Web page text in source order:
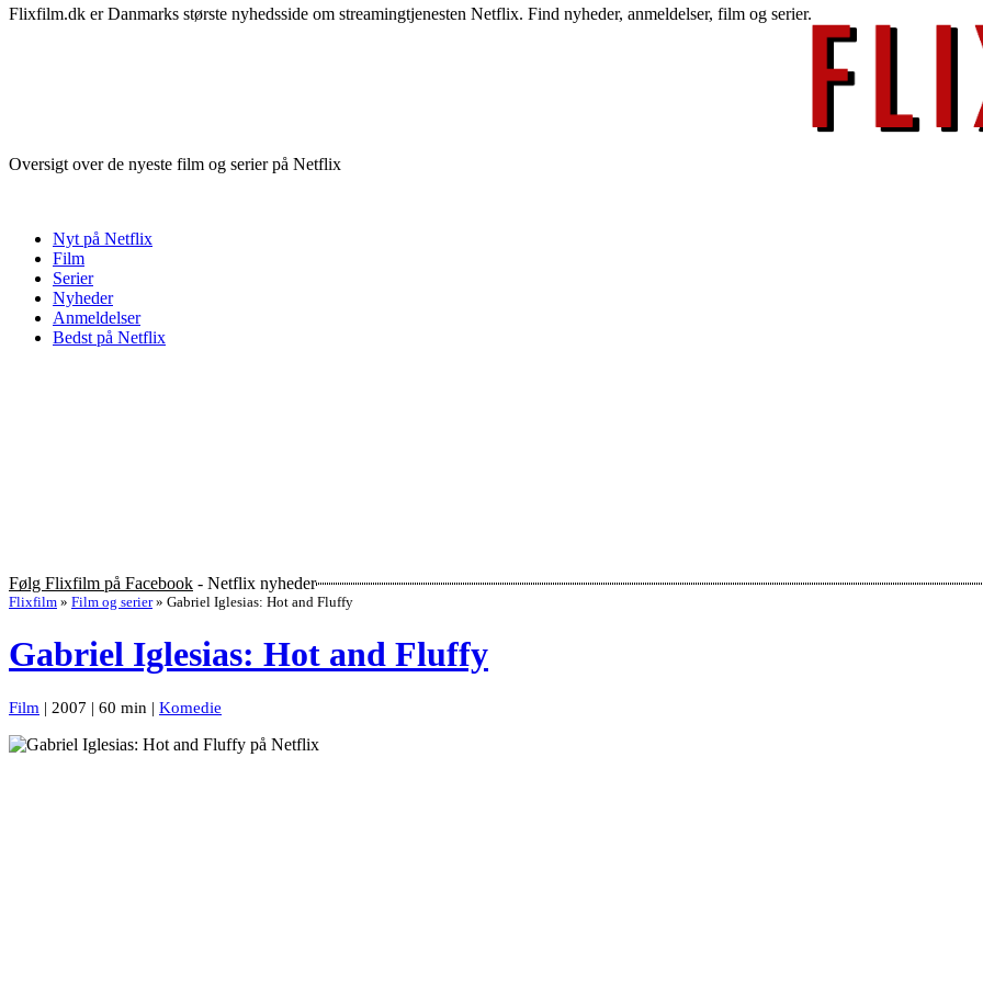
Flixfilm.dk er Danmarks største nyhedsside om streamingtjenesten Netflix. Find nyheder, anmeldelser, film og serier.
Oversigt over de nyeste film og serier på Netflix
Nyt på Netflix
Film
Serier
Nyheder
Anmeldelser
Bedst på Netflix
Følg Flixfilm på Facebook - Netflix nyheder
Flixfilm » Film og serier » Gabriel Iglesias: Hot and Fluffy
Gabriel Iglesias: Hot and Fluffy
Film | 2007 | 60 min | Komedie